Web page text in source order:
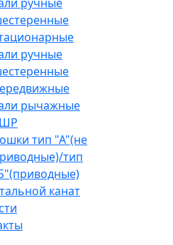
ручные
рычажные
тип "А"(не
тип
канат